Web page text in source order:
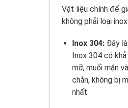
Vật liệu chính để
không phải loại
Inox 304:Đây là
Inox 304 có
mỡ, muối mặn
chắn, không bị
nhất.